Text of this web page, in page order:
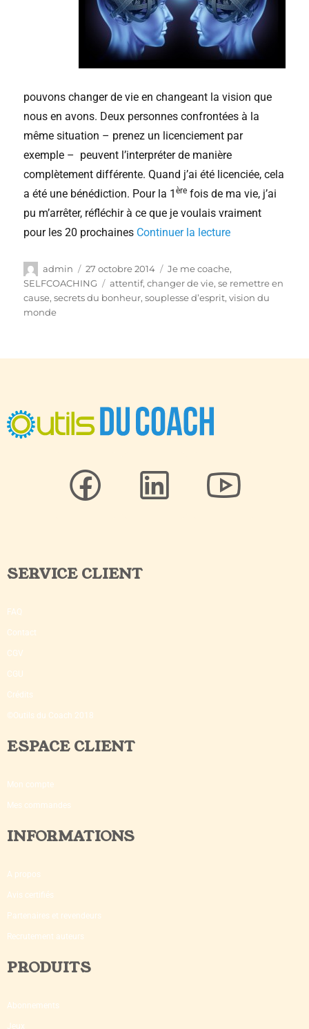
pouvons changer de vie en changeant la vision que
nous en avons. Deux personnes confrontées à la
même situation – prenez un licenciement par
exemple – peuvent l’interpréter de manière
complètement différente. Quand j’ai été licenciée, cela
a été une bénédiction. Pour la 1ère fois de ma vie, j’ai
pu m’arrêter, réfléchir à ce que je voulais vraiment
pour les 20 prochaines Continuer la lecture
admin 27 octobre 2014 Je me coache,
SELFCOACHING
attentif,changer de vie,se remettre en
cause,secrets du bonheur,souplesse d’esprit,vision du
monde
SERVICE CLIENT
FAQ
Contact
CGV
CGU
Crédits
©Outils du Coach 2018
ESPACE CLIENT
Mon compte
Mes commandes
INFORMATIONS
A propos
Avis certifiés
Partenaires et revendeurs
Recrutement auteurs
PRODUITS
Abonnements
Jeux